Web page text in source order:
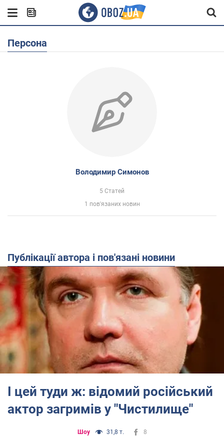
Персона
Володимир Симонов
5 Статей
1 пов'язаних новин
Публікації автора і пов'язані новини
І цей туди ж: відомий російський
актор загримів у "Чистилище"
Шоу 31,8 т. 8